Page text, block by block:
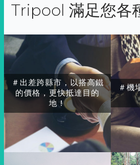
Tripool 滿足您各
＃出差跨縣市，以搭高鐵
的價格，更快抵達目的
地！
＃機